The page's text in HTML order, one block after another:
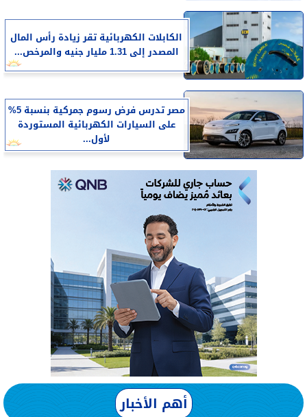
الكابلات الكهربائية تقر زيادة رأس المال
المصدر إلى 1.31 مليار جنيه والمرخص...
مصر تدرس فرض رسوم جمركية بنسبة 5%
على السيارات الكهربائية المستوردة
لأول...
أهم الأخبار